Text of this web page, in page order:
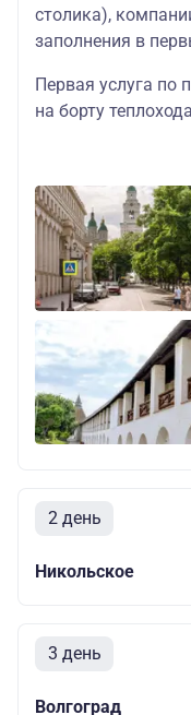
столика),
заполнения в
Первая услуга
на борту
2 день
Никольское
3 день
Волгоград